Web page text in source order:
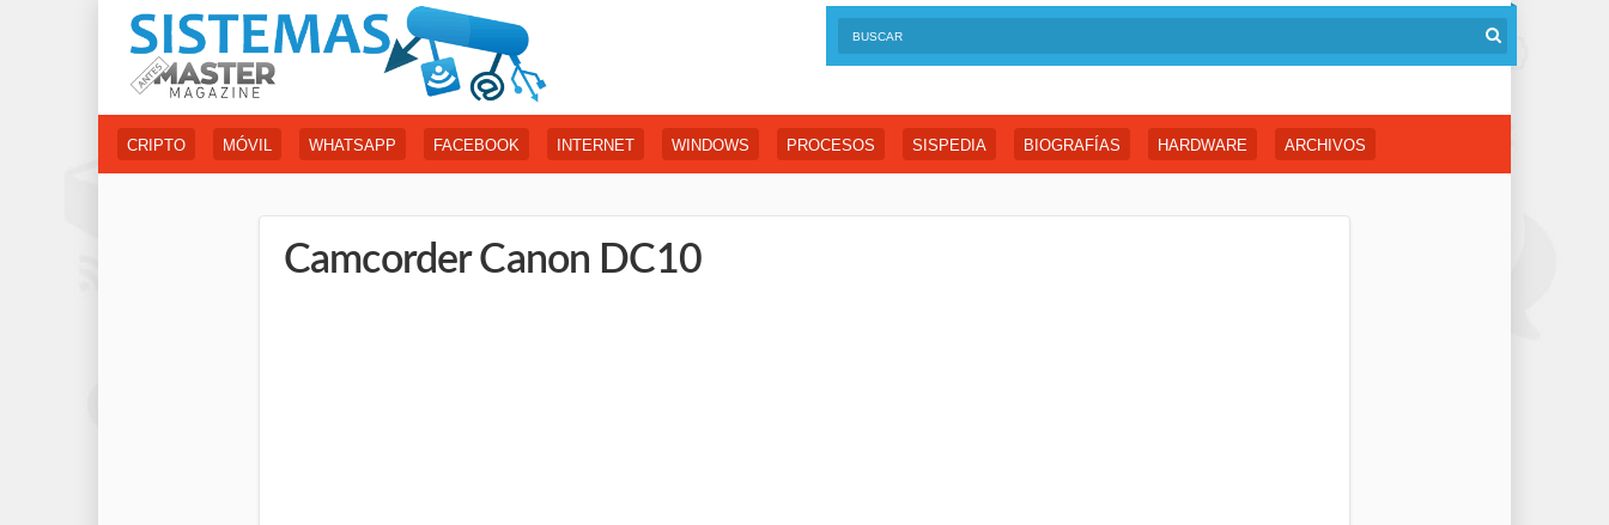
CRIPTO MÓVIL WHATSAPP FACEBOOK INTERNET WINDOWS PROCESOS SISPEDIA BIOGRAFÍAS HARDWARE ARCHIVOS
Camcorder Canon DC10